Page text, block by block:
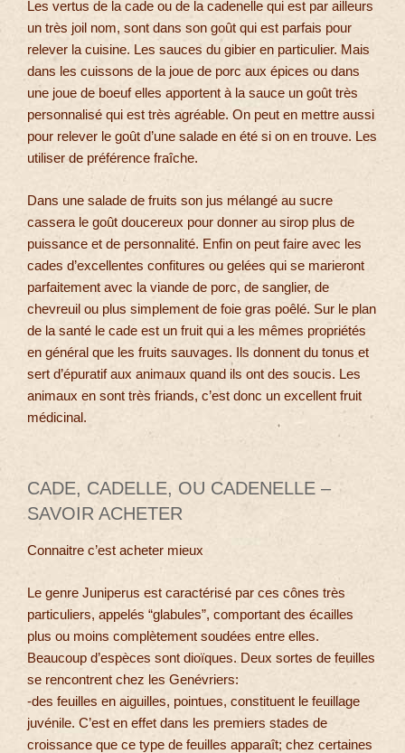
Les vertus de la cade ou de la cadenelle qui est par ailleurs
un très joil nom, sont dans son goût qui est parfais pour
relever la cuisine. Les sauces du gibier en particulier. Mais
dans les cuissons de la joue de porc aux épices ou dans
une joue de boeuf elles apportent à la sauce un goût très
personnalisé qui est très agréable. On peut en mettre aussi
pour relever le goût d’une salade en été si on en trouve. Les
utiliser de préférence fraîche.
Dans une salade de fruits son jus mélangé au sucre
cassera le goût doucereux pour donner au sirop plus de
puissance et de personnalité. Enfin on peut faire avec les
cades d’excellentes confitures ou gelées qui se marieront
parfaitement avec la viande de porc, de sanglier, de
chevreuil ou plus simplement de foie gras poêlé. Sur le plan
de la santé le cade est un fruit qui a les mêmes propriétés
en général que les fruits sauvages. Ils donnent du tonus et
sert d’épuratif aux animaux quand ils ont des soucis. Les
animaux en sont très friands, c’est donc un excellent fruit
médicinal.
CADE, CADELLE, OU CADENELLE –
SAVOIR ACHETER
Connaitre c’est acheter mieux
Le genre Juniperus est caractérisé par ces cônes très
particuliers, appelés “glabules”, comportant des écailles
plus ou moins complètement soudées entre elles.
Beaucoup d’espèces sont dioïques. Deux sortes de feuilles
se rencontrent chez les Genévriers:
-des feuilles en aiguilles, pointues, constituent le feuillage
juvénile. C’est en effet dans les premiers stades de
croissance que ce type de feuilles apparaît; chez certaines